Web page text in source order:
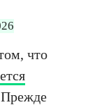
что
Прежде